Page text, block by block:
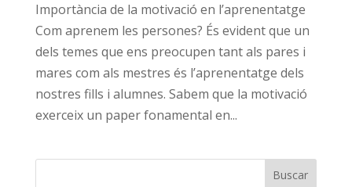
Importància de la motivació en l’aprenentatge
Com aprenem les persones? És evident que un
dels temes que ens preocupen tant als pares i
mares com als mestres és l’aprenentatge dels
nostres fills i alumnes. Sabem que la motivació
exerceix un paper fonamental en...
Buscar